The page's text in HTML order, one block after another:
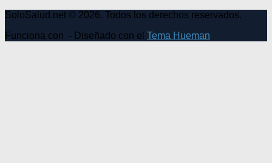
SoloSalud.net © 2026. Todos los derechos reservados.
Funciona con - Diseñado con el Tema Hueman